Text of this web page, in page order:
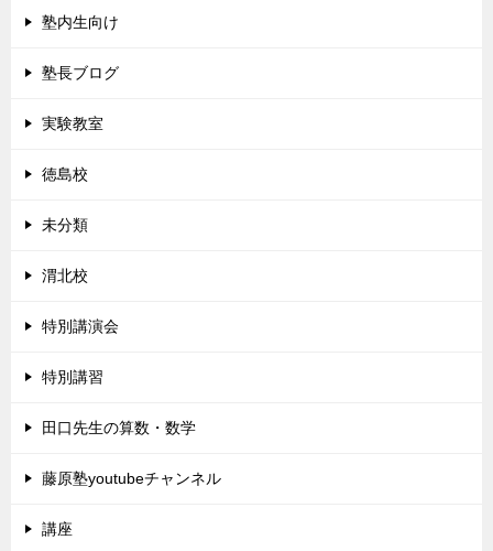
塾内生向け
塾長ブログ
実験教室
徳島校
未分類
渭北校
特別講演会
特別講習
田口先生の算数・数学
藤原塾youtubeチャンネル
講座